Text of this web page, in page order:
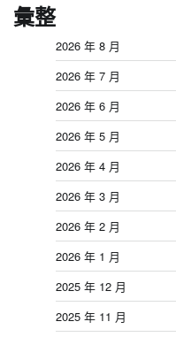
彙整
2026 年 8 月
2026 年 7 月
2026 年 6 月
2026 年 5 月
2026 年 4 月
2026 年 3 月
2026 年 2 月
2026 年 1 月
2025 年 12 月
2025 年 11 月